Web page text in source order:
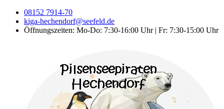
08152 7914-70
kiga-hechendorf@seefeld.de
Öffnungszeiten: Mo-Do: 7:30-16:00 Uhr | Fr: 7:30-15:00 Uhr